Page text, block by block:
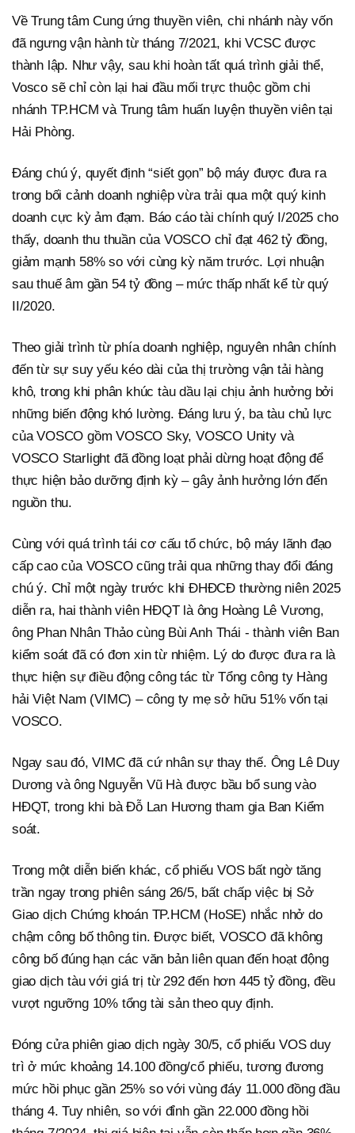
Về Trung tâm Cung ứng thuyền viên, chi nhánh này vốn
đã ngưng vận hành từ tháng 7/2021, khi VCSC được
thành lập. Như vậy, sau khi hoàn tất quá trình giải thể,
Vosco sẽ chỉ còn lại hai đầu mối trực thuộc gồm chi
nhánh TP.HCM và Trung tâm huấn luyện thuyền viên tại
Hải Phòng.
Đáng chú ý, quyết định “siết gọn” bộ máy được đưa ra
trong bối cảnh doanh nghiệp vừa trải qua một quý kinh
doanh cực kỳ ảm đạm. Báo cáo tài chính quý I/2025 cho
thấy, doanh thu thuần của VOSCO chỉ đạt 462 tỷ đồng,
giảm mạnh 58% so với cùng kỳ năm trước. Lợi nhuận
sau thuế âm gần 54 tỷ đồng – mức thấp nhất kể từ quý
II/2020.
Theo giải trình từ phía doanh nghiệp, nguyên nhân chính
đến từ sự suy yếu kéo dài của thị trường vận tải hàng
khô, trong khi phân khúc tàu dầu lại chịu ảnh hưởng bởi
những biến động khó lường. Đáng lưu ý, ba tàu chủ lực
của VOSCO gồm VOSCO Sky, VOSCO Unity và
VOSCO Starlight đã đồng loạt phải dừng hoạt động để
thực hiện bảo dưỡng định kỳ – gây ảnh hưởng lớn đến
nguồn thu.
Cùng với quá trình tái cơ cấu tổ chức, bộ máy lãnh đạo
cấp cao của VOSCO cũng trải qua những thay đổi đáng
chú ý. Chỉ một ngày trước khi ĐHĐCĐ thường niên 2025
diễn ra, hai thành viên HĐQT là ông Hoàng Lê Vương,
ông Phan Nhân Thảo cùng Bùi Anh Thái - thành viên Ban
kiểm soát đã có đơn xin từ nhiệm. Lý do được đưa ra là
thực hiện sự điều động công tác từ Tổng công ty Hàng
hải Việt Nam (VIMC) – công ty mẹ sở hữu 51% vốn tại
VOSCO.
Ngay sau đó, VIMC đã cứ nhân sự thay thế. Ông Lê Duy
Dương và ông Nguyễn Vũ Hà được bầu bổ sung vào
HĐQT, trong khi bà Đỗ Lan Hương tham gia Ban Kiểm
soát.
Trong một diễn biến khác, cổ phiếu VOS bất ngờ tăng
trần ngay trong phiên sáng 26/5, bất chấp việc bị Sở
Giao dịch Chứng khoán TP.HCM (HoSE) nhắc nhở do
chậm công bố thông tin. Được biết, VOSCO đã không
công bố đúng hạn các văn bản liên quan đến hoạt động
giao dịch tàu với giá trị từ 292 đến hơn 445 tỷ đồng, đều
vượt ngưỡng 10% tổng tài sản theo quy định.
Đóng cửa phiên giao dịch ngày 30/5, cổ phiếu VOS duy
trì ở mức khoảng 14.100 đồng/cổ phiếu, tương đương
mức hồi phục gần 25% so với vùng đáy 11.000 đồng đầu
tháng 4. Tuy nhiên, so với đỉnh gần 22.000 đồng hồi